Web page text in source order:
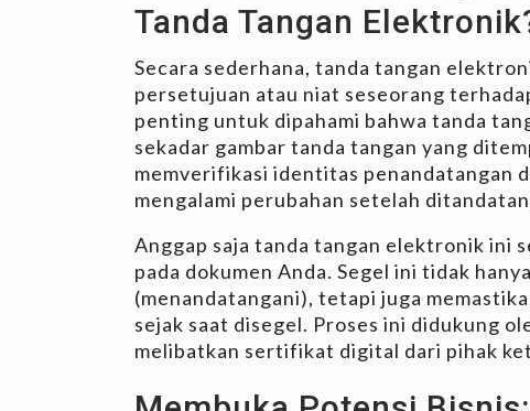
Tanda Tangan
Secara sederhana, tanda tangan
persetujuan atau niat seseorang
penting untuk dipahami bahwa tanda
sekadar gambar tanda tangan yang
memverifikasi identitas penandatangan
mengalami perubahan setelah
Anggap saja tanda tangan elektronik ini
pada dokumen Anda. Segel ini tidak
(menandatangani), tetapi juga
sejak saat disegel. Proses ini didukung
melibatkan sertifikat digital dari pihak